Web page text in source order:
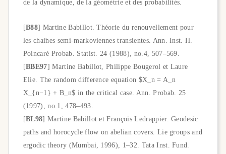
de la dynamique, de la géométrie et des probabilités.
[B88] Martine Babillot. Théorie du renouvellement pour
les chaı̂nes semi-markoviennes transientes. Ann. Inst. H.
Poincaré Probab. Statist. 24 (1988), no.4, 507–569.
[BBE97] Martine Babillot, Philippe Bougerol et Laure
Elie. The random difference equation $X_n = A_n
X_{n−1} + B_n$ in the critical case. Ann. Probab. 25
(1997), no.1, 478–493.
[BL98] Martine Babillot et François Ledrappier. Geodesic
paths and horocycle flow on abelian covers. Lie groups and
ergodic theory (Mumbai, 1996), 1–32. Tata Inst. Fund.